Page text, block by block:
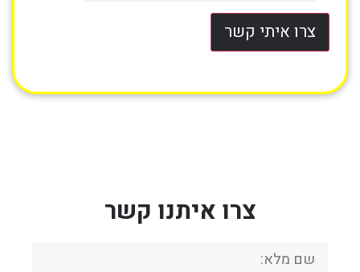
צרו איתי קשר
צרו איתנו קשר